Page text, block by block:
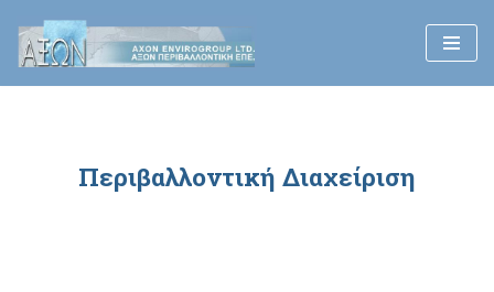
Μεταπηδήστε
στο
Περιβαλλοντική Διαχείριση